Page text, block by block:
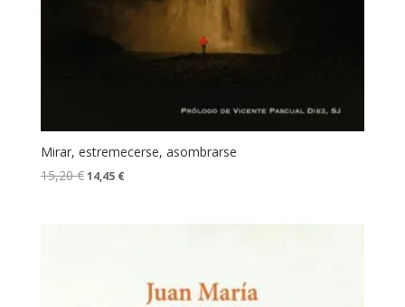
Mirar, estremecerse, asombrarse
15,20€14,45 €